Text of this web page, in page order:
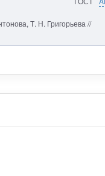
Т. Н. Григорьева //